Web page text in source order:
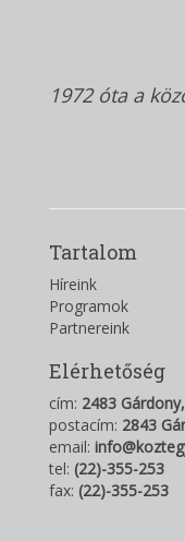
1972 óta a
Tartalom
Híreink
Programok
Partnereink
Elérhetőség
cím: 2483
postacím: 2843
email:
tel: (22)-355-253
fax: (22)-355-253